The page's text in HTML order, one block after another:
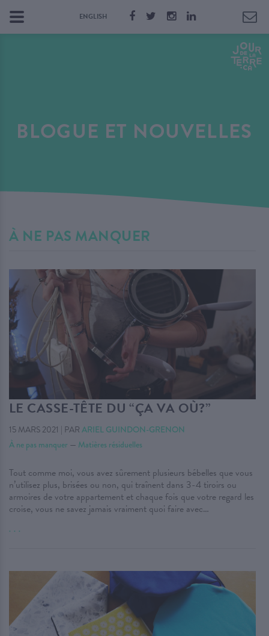
ENGLISH
BLOGUE ET NOUVELLES
À NE PAS MANQUER
LE CASSE-TÊTE DU “ÇA VA OÙ?”
15 MARS 2021 | PAR ARIEL GUINDON-GRENON
À ne pas manquer — Matières résiduelles
Tout comme moi, vous avez sûrement plusieurs bébelles que vous
n’utilisez plus, brisées ou non, qui traînent dans 3-4 tiroirs ou
armoires de votre appartement et chaque fois que votre regard les
croise, vous ne savez jamais vraiment quoi faire avec…
. . .